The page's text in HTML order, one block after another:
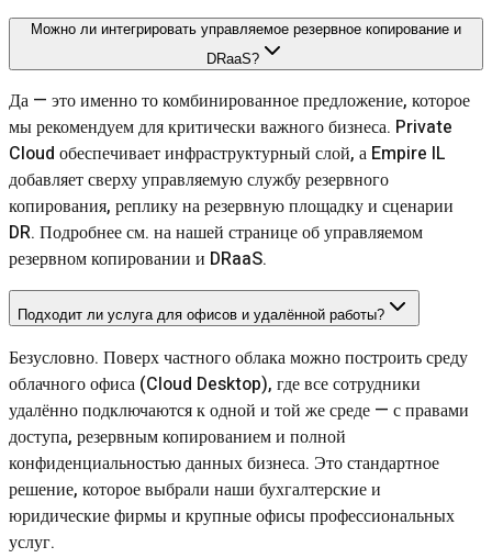
Можно ли интегрировать управляемое резервное копирование и
DRaaS?
Да — это именно то комбинированное предложение, которое
мы рекомендуем для критически важного бизнеса. Private
Cloud обеспечивает инфраструктурный слой, а Empire IL
добавляет сверху управляемую службу резервного
копирования, реплику на резервную площадку и сценарии
DR. Подробнее см. на нашей странице об управляемом
резервном копировании и DRaaS.
Подходит ли услуга для офисов и удалённой работы?
Безусловно. Поверх частного облака можно построить среду
облачного офиса (Cloud Desktop), где все сотрудники
удалённо подключаются к одной и той же среде — с правами
доступа, резервным копированием и полной
конфиденциальностью данных бизнеса. Это стандартное
решение, которое выбрали наши бухгалтерские и
юридические фирмы и крупные офисы профессиональных
услуг.